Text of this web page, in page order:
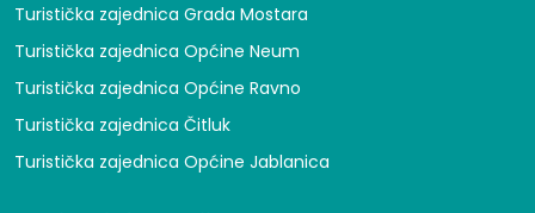
Turistička zajednica Grada Mostara
Turistička zajednica Općine Neum
Turistička zajednica Općine Ravno
Turistička zajednica Čitluk
Turistička zajednica Općine Jablanica